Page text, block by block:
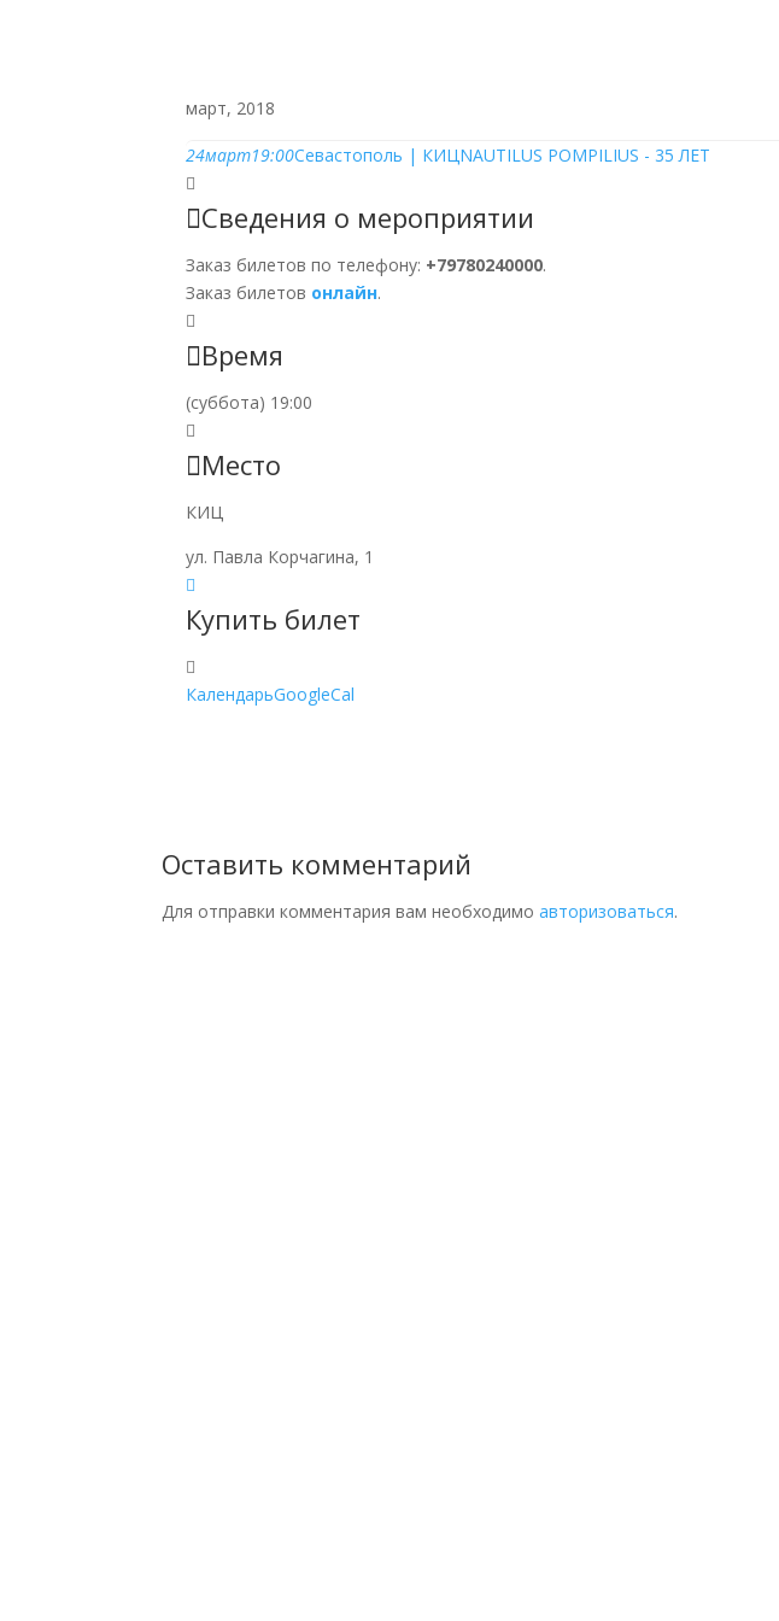
март, 2018
24март19:00Севастополь | КИЦNAUTILUS POMPILIUS - 35 ЛЕТ
Сведения о мероприятии
Заказ билетов по телефону: +79780240000.
Заказ билетов онлайн.
Время
(суббота) 19:00
Место
КИЦ
ул. Павла Корчагина, 1
Купить билет
КалендарьGoogleCal
Оставить комментарий
Для отправки комментария вам необходимоавторизоваться.